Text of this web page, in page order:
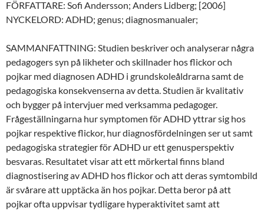
FÖRFATTARE: Sofi Andersson; Anders Lidberg; [2006]
NYCKELORD: ADHD; genus; diagnosmanualer;
SAMMANFATTNING: Studien beskriver och analyserar några
pedagogers syn på likheter och skillnader hos flickor och
pojkar med diagnosen ADHD i grundskoleåldrarna samt de
pedagogiska konsekvenserna av detta. Studien är kvalitativ
och bygger på intervjuer med verksamma pedagoger.
Frågeställningarna hur symptomen för ADHD yttrar sig hos
pojkar respektive flickor, hur diagnosfördelningen ser ut samt
pedagogiska strategier för ADHD ur ett genusperspektiv
besvaras. Resultatet visar att ett mörkertal finns bland
diagnostisering av ADHD hos flickor och att deras symtombild
är svårare att upptäcka än hos pojkar. Detta beror på att
pojkar ofta uppvisar tydligare hyperaktivitet samt att